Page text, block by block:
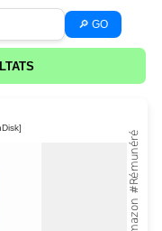
🔎 GO